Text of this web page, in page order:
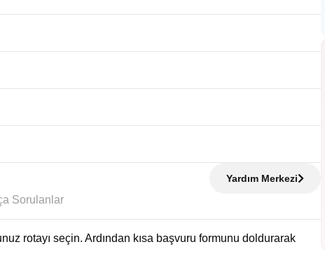
Yardım Merkezi
Sıkça Sorulanlar
rotayı seçin. Ardından kısa başvuru formunu doldurarak